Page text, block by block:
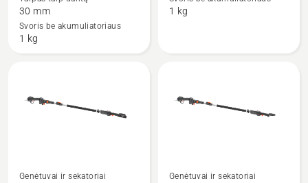
„Aspire™
PS30X-
P4A“
30 mm
Svoris be akumuliatoriaus
1 kg
„Aspire™
1 kg
Genėtuvai ir sekatoriai Genėtuvai ir sekatoriai